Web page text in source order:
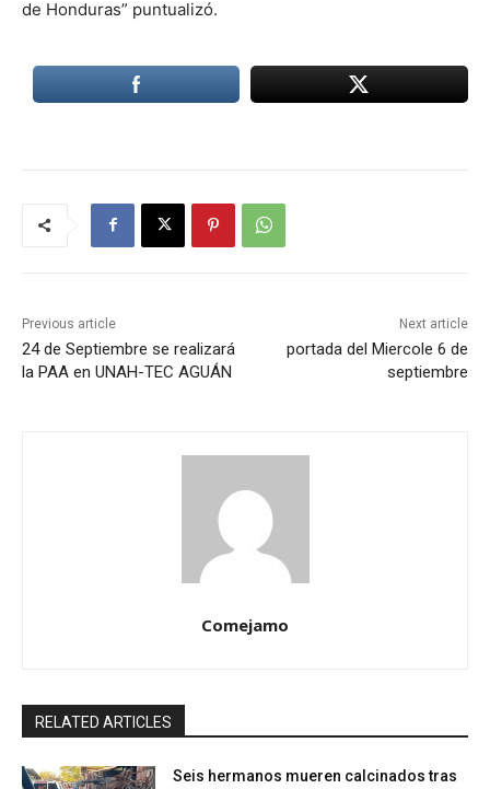
de Honduras” puntualizó.
Previous article
24 de Septiembre se realizará
la PAA en UNAH-TEC AGUÁN
Next article
portada del Miercole 6 de
septiembre
Comejamo
RELATED ARTICLES
Seis hermanos mueren calcinados tras